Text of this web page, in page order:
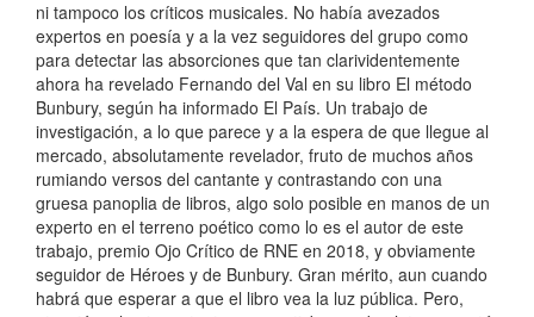
ni tampoco los críticos musicales. No había avezados
expertos en poesía y a la vez seguidores del grupo como
para detectar las absorciones que tan clarividentemente
ahora ha revelado Fernando del Val en su libro El método
Bunbury, según ha informado El País. Un trabajo de
investigación, a lo que parece y a la espera de que llegue al
mercado, absolutamente revelador, fruto de muchos años
rumiando versos del cantante y contrastando con una
gruesa panoplia de libros, algo solo posible en manos de un
experto en el terreno poético como lo es el autor de este
trabajo, premio Ojo Crítico de RNE en 2018, y obviamente
seguidor de Héroes y de Bunbury. Gran mérito, aun cuando
habrá que esperar a que el libro vea la luz pública. Pero,